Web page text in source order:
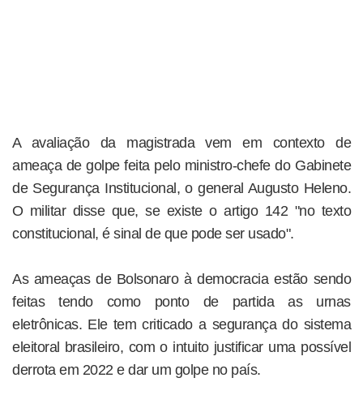
A avaliação da magistrada vem em contexto de
ameaça de golpe feita pelo ministro-chefe do Gabinete
de Segurança Institucional, o general Augusto Heleno.
O militar disse que, se existe o artigo 142 "no texto
constitucional, é sinal de que pode ser usado".
As ameaças de Bolsonaro à democracia estão sendo
feitas tendo como ponto de partida as urnas
eletrônicas. Ele tem criticado a segurança do sistema
eleitoral brasileiro, com o intuito justificar uma possível
derrota em 2022 e dar um golpe no país.